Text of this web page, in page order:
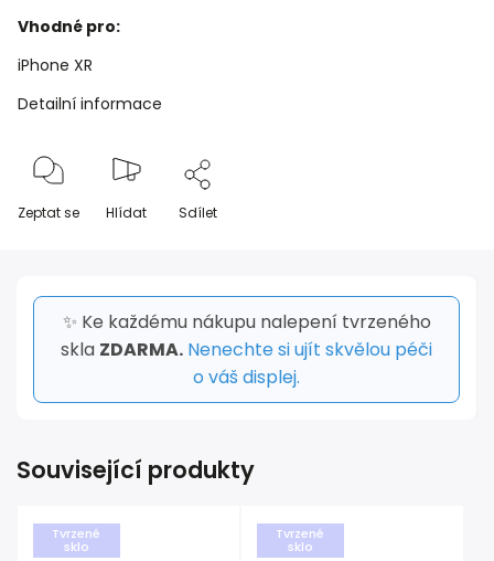
Vhodné pro:
iPhone XR
Detailní informace
Zeptat se Hlídat Sdílet
✨ Ke každému nákupu nalepení tvrzeného
skla ZDARMA. Nenechte si ujít skvělou péči
o váš displej.
Související produkty
Tvrzené
sklo
Tvrzené
sklo